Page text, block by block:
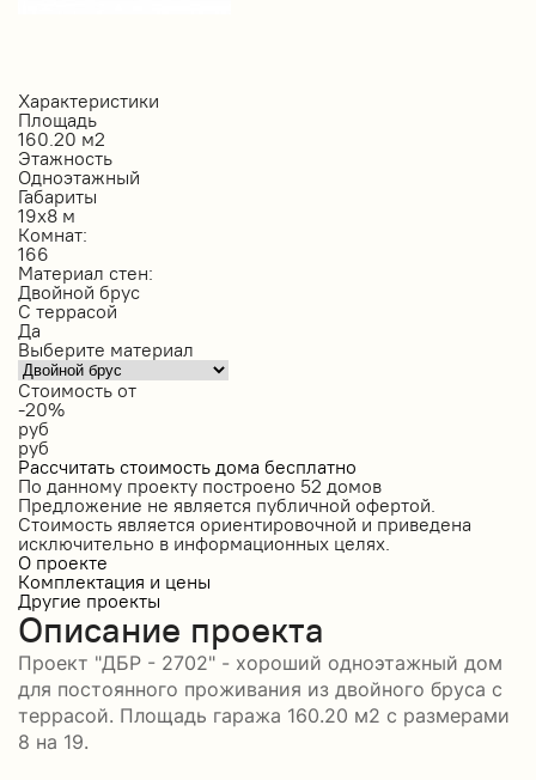
Характеристики
Площадь
160.20 м2
Этажность
Одноэтажный
Габариты
19х8 м
Комнат:
166
Материал стен:
Двойной брус
С террасой
Да
Выберите материал
Стоимость от
-20%
руб
руб
Рассчитать стоимость дома бесплатно
По данному проекту построено 52 домов
Предложение не является публичной офертой.
Стоимость является ориентировочной и приведена
исключительно в информационных целях.
О проекте
Комплектация и цены
Другие проекты
Описание проекта
Проект "ДБР - 2702" - хороший одноэтажный дом
для постоянного проживания из двойного бруса с
террасой. Площадь гаража 160.20 м2 с размерами
8 на 19.